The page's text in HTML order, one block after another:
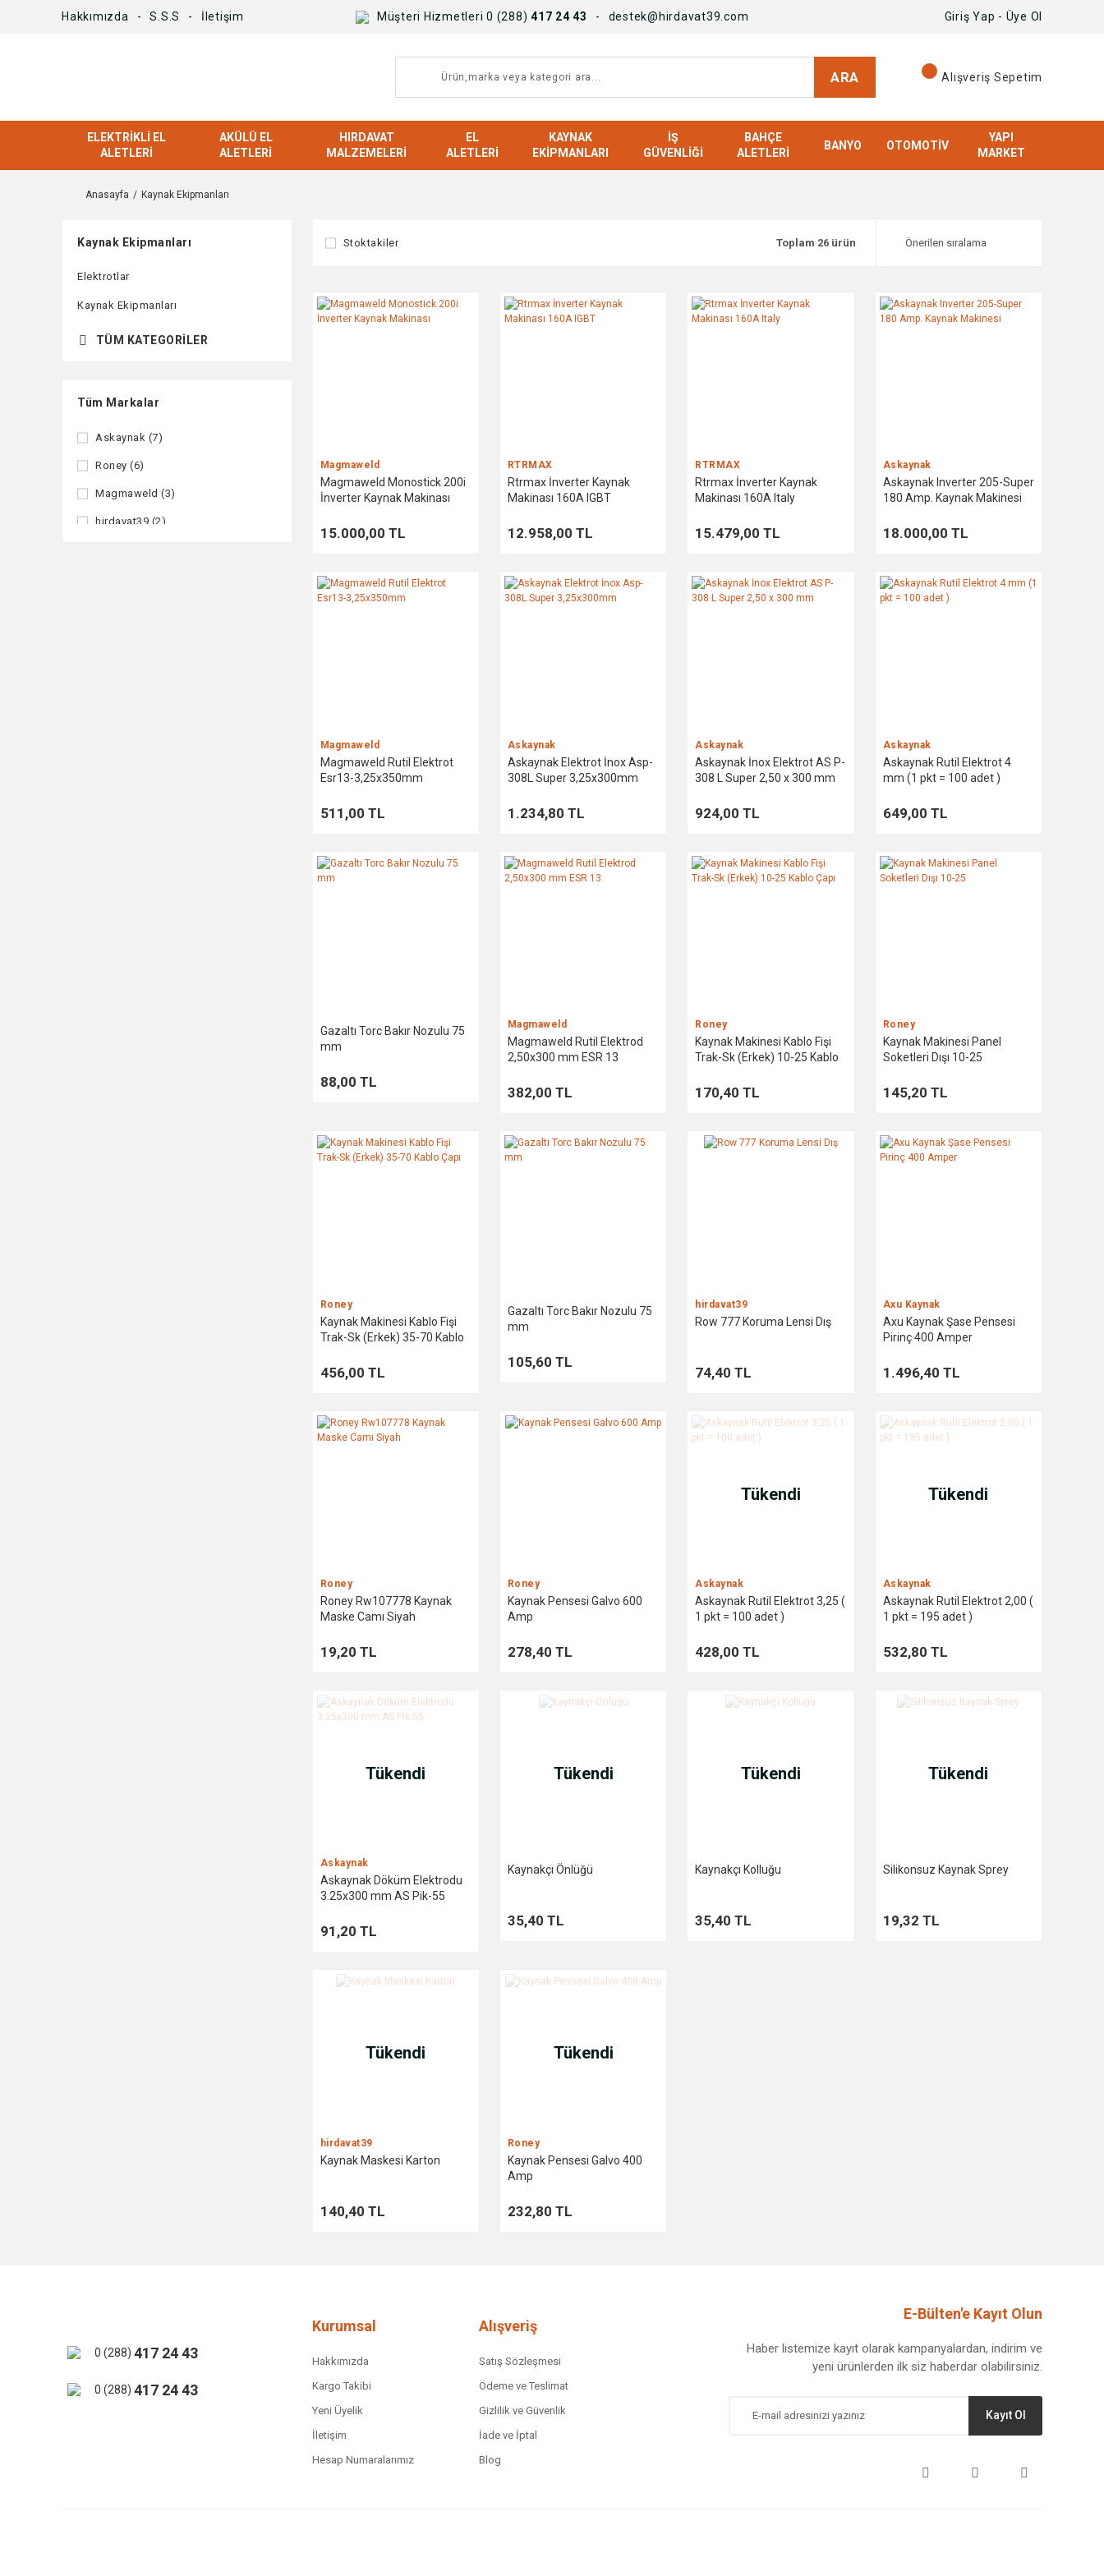
Hakkımızda S.S.S İletişim Müşteri Hizmetleri 0 (288) 417 24 43 destek@hirdavat39.com Giriş Yap - Üye Ol
ARA Alışveriş Sepetim
ELEKTRIKLI EL
ALETLERI
AKÜLÜ EL
ALETLERI
HIRDAVAT
MALZEMELERI
EL
ALETLERI
KAYNAK
EKIPMANLARI
İŞ
GÜVENLIĞI
BAHÇE
ALETLERI
BANYO OTOMOTIV
YAPI
MARKET
Anasayfa Kaynak Ekipmanları
Kaynak Ekipmanları
Elektrotlar
Kaynak Ekipmanları
TÜM KATEGORILER
Tüm Markalar
Askaynak (7)
Roney (6)
Magmaweld (3)
hirdavat39 (2)
Stoktakiler Toplam 26 ürün
Magmaweld
Magmaweld Monostick 200i
İnverter Kaynak Makinası
15.000,00 TL
RTRMAX
Rtrmax İnverter Kaynak
Makinası 160A IGBT
12.958,00 TL
RTRMAX
Rtrmax İnverter Kaynak
Makinası 160A Italy
15.479,00 TL
Askaynak
Askaynak Inverter 205-Super
180 Amp. Kaynak Makinesi
18.000,00 TL
Magmaweld
Magmaweld Rutil Elektrot
Esr13-3,25x350mm
511,00 TL
Askaynak
Askaynak Elektrot İnox Asp-
308L Super 3,25x300mm
1.234,80 TL
Askaynak
Askaynak İnox Elektrot AS P-
308 L Super 2,50 x 300 mm
924,00 TL
Askaynak
Askaynak Rutil Elektrot 4
mm (1 pkt = 100 adet )
649,00 TL
Gazaltı Torc Bakır Nozulu 75
mm
88,00 TL
Magmaweld
Magmaweld Rutil Elektrod
2,50x300 mm ESR 13
382,00 TL
Roney
Kaynak Makinesi Kablo Fişi
Trak-Sk (Erkek) 10-25 Kablo
170,40 TL
Roney
Kaynak Makinesi Panel
Soketleri Dışı 10-25
145,20 TL
Roney
Kaynak Makinesi Kablo Fişi
Trak-Sk (Erkek) 35-70 Kablo
456,00 TL
Gazaltı Torc Bakır Nozulu 75
mm
105,60 TL
hirdavat39
Row 777 Koruma Lensi Dış
74,40 TL
Axu Kaynak
Axu Kaynak Şase Pensesi
Pirinç 400 Amper
1.496,40 TL
Roney
Roney Rw107778 Kaynak
Maske Camı Siyah
19,20 TL
Roney
Kaynak Pensesi Galvo 600
Amp
278,40 TL
Tükendi
Askaynak
Askaynak Rutil Elektrot 3,25 (
1 pkt = 100 adet )
428,00 TL
Tükendi
Askaynak
Askaynak Rutil Elektrot 2,00 (
1 pkt = 195 adet )
532,80 TL
Tükendi
Askaynak
Askaynak Döküm Elektrodu
3.25x300 mm AS Pik-55
91,20 TL
Tükendi
Kaynakçı Önlüğü
35,40 TL
Tükendi
Kaynakçı Kolluğu
35,40 TL
Tükendi
Silikonsuz Kaynak Sprey
19,32 TL
Tükendi
hirdavat39
Kaynak Maskesi Karton
140,40 TL
Tükendi
Roney
Kaynak Pensesi Galvo 400
Amp
232,80 TL
0 (288) 417 24 43
0 (288) 417 24 43
Kurumsal
Hakkımızda
Kargo Takibi
Yeni Üyelik
İletişim
Hesap Numaralarımız
Alışveriş
Satış Sözleşmesi
Ödeme ve Teslimat
Gizlilik ve Güvenlik
İade ve İptal
Blog
E-Bülten'e Kayıt Olun
Haber listemize kayıt olarak kampanyalardan, indirim ve
yeni ürünlerden ilk siz haberdar olabilirsiniz.
Kayıt Ol